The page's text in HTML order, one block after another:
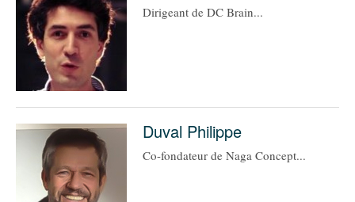
Dirigeant de DC Brain...
Duval Philippe
Co-fondateur de Naga Concept...